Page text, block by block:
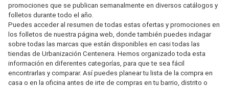
promociones que se publican semanalmente en diversos catálogos y
folletos durante todo el año.
Puedes acceder al resumen de todas estas ofertas y promociones en
los folletos de nuestra página web, donde también puedes indagar
sobre todas las marcas que están disponibles en casi todas las
tiendas de Urbanización Centenera. Hemos organizado toda esta
información en diferentes categorías, para que te sea fácil
encontrarlas y comparar. Así puedes planear tu lista de la compra en
casa o en la oficina antes de irte de compras en tu barrio, distrito o